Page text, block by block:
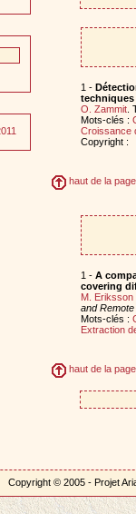
1 -
techniques
O. Zammit.
Mots-clés :
Croissance
Copyright :
haut de la page
1 - A
covering
M. Eriksson
and
Mots-clés :
Extraction
haut de la page
Copyright © 2005 - Projet